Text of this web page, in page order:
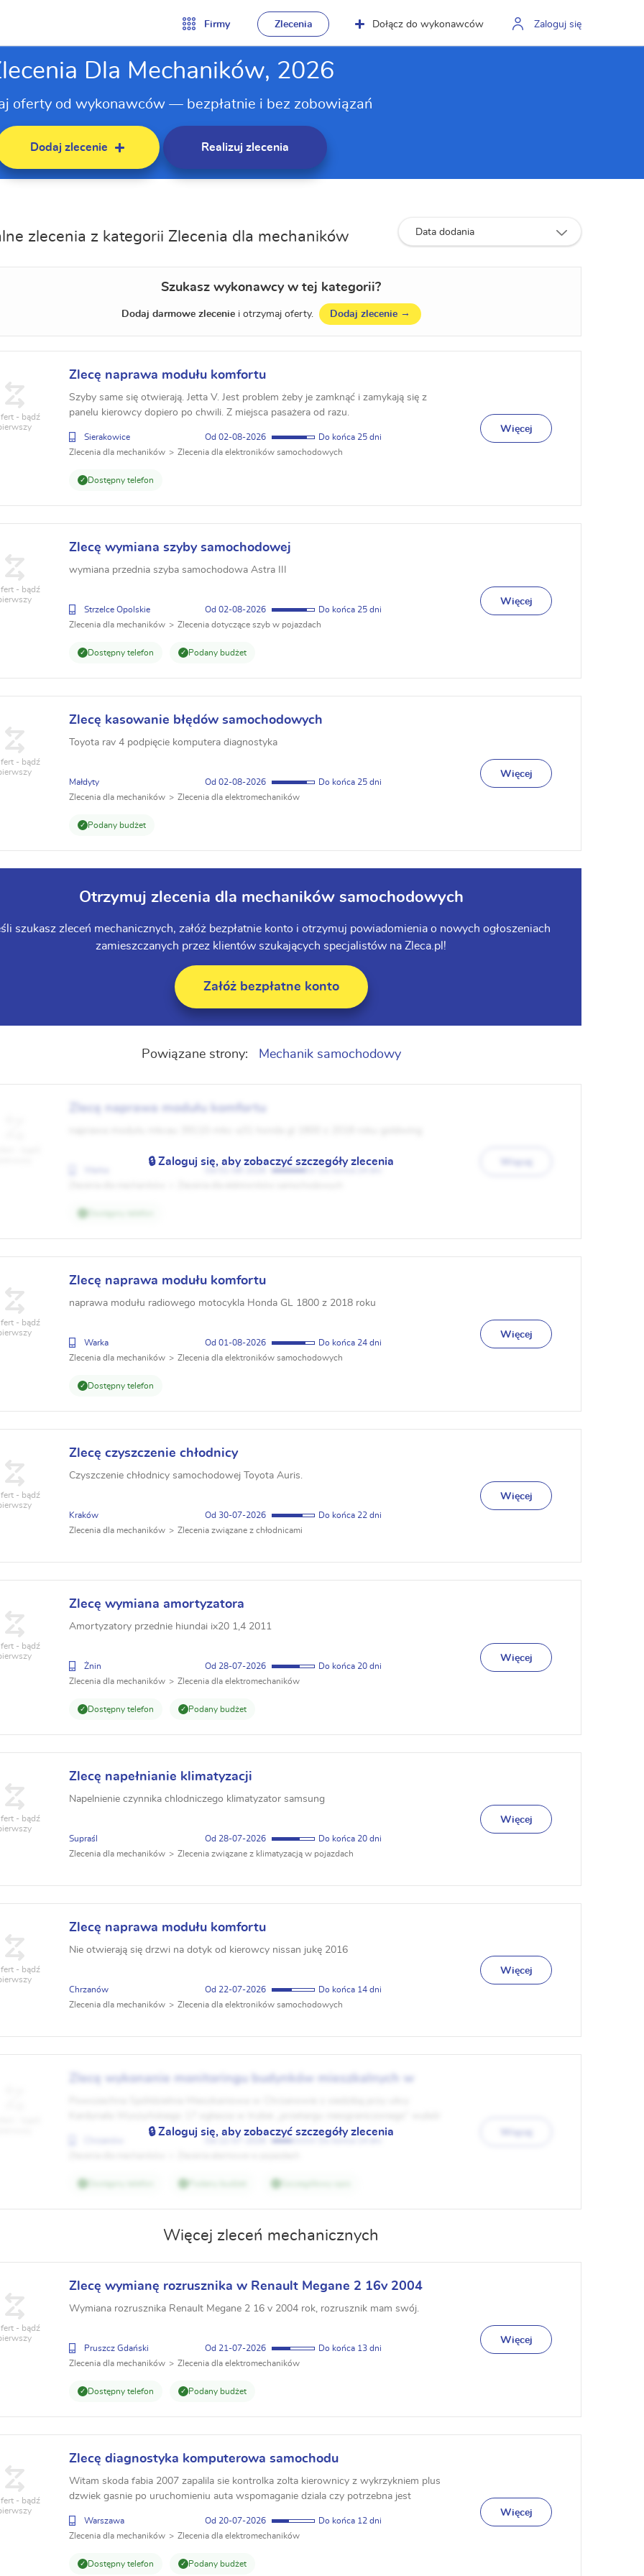
Firmy Zlecenia Dołącz do wykonawców Zaloguj się
Dla Mechaników, 2026
oferty od wykonawców — bezpłatnie i bez zobowiązań
Dodaj zlecenie Realizuj zlecenia
Data dodania
zlecenia z kategorii Zlecenia dla mechaników
Szukasz wykonawcy w tej kategorii?
Dodaj darmowe zleceniei otrzymaj oferty. Dodaj zlecenie →
Zlecę naprawa modułu komfortu
Szyby same się otwierają. Jetta V. Jest problem żeby je zamknąć i zamykają się z
panelu kierowcy dopiero po chwili. Z miejsca pasażera od razu.
Sierakowice 02-08-2026
25
Zlecenia dla mechaników
Zlecenia dla elektroników samochodowych
Dostępny telefon
- bądź
Więcej
Zlecę wymiana szyby samochodowej
wymiana przednia szyba samochodowa Astra III
Strzelce Opolskie 02-08-2026
25
Zlecenia dla mechaników
Zlecenia dotyczące szyb w pojazdach
Dostępny telefon Podany budżet
- bądź
Więcej
Zlecę kasowanie błędów samochodowych
Toyota rav 4 podpięcie komputera diagnostyka
Małdyty 02-08-2026
25
Zlecenia dla mechaników
Zlecenia dla elektromechaników
Podany budżet
- bądź
Więcej
Otrzymuj zlecenia dla mechaników samochodowych
szukasz zleceń mechanicznych, załóż bezpłatnie konto i otrzymuj powiadomienia o nowych ogłoszeniach
zamieszczanych przez klientów szukających specjalistów na Zleca.pl!
Załóż bezpłatne konto
Powiązane strony: Mechanik samochodowy
Zlecę naprawa modułu komfortu
01-08-2026
🔒 Zaloguj się, aby zobaczyć szczegóły zlecenia
Zlecę naprawa modułu komfortu
naprawa modułu radiowego motocykla Honda GL 1800 z 2018 roku
Warka 01-08-2026
24
Zlecenia dla mechaników
Zlecenia dla elektroników samochodowych
Dostępny telefon
- bądź
Więcej
Zlecę czyszczenie chłodnicy
Czyszczenie chłodnicy samochodowej Toyota Auris.
Kraków 30-07-2026
22
Zlecenia dla mechaników
Zlecenia związane z chłodnicami
- bądź
Więcej
Zlecę wymiana amortyzatora
Amortyzatory przednie hiundai ix20 1,4 2011
Żnin 28-07-2026
20
Zlecenia dla mechaników
Zlecenia dla elektromechaników
Dostępny telefon Podany budżet
- bądź
Więcej
Zlecę napełnianie klimatyzacji
Napelnienie czynnika chlodniczego klimatyzator samsung
Supraśl 28-07-2026
20
Zlecenia dla mechaników
Zlecenia związane z klimatyzacją w pojazdach
- bądź
Więcej
Zlecę naprawa modułu komfortu
Nie otwierają się drzwi na dotyk od kierowcy nissan jukę 2016
Chrzanów 22-07-2026
14
Zlecenia dla mechaników
Zlecenia dla elektroników samochodowych
- bądź
Więcej
Zlecę wykonanie monitoringu budynków mieszkalnych w
wykonawcy. Przedmiotem zamówienia jest: Wykonanie monit...
22-07-2026
🔒 Zaloguj się, aby zobaczyć szczegóły zlecenia
Więcej zleceń mechanicznych
Zlecę wymianę rozrusznika w Renault Megane 2 16v 2004
Wymiana rozrusznika Renault Megane 2 16 v 2004 rok, rozrusznik mam swój.
Pruszcz Gdański 21-07-2026
13
Zlecenia dla mechaników
Zlecenia dla elektromechaników
Dostępny telefon Podany budżet
- bądź
Więcej
Zlecę diagnostyka komputerowa samochodu
Witam skoda fabia 2007 zapalila sie kontrolka zolta kierownicy z wykrzykniem plus
dzwiek gasnie po uruchomieniu auta wspomaganie dziala czy potrzebna jest
Warszawa 20-07-2026
12
Zlecenia dla mechaników
Zlecenia dla elektromechaników
Dostępny telefon Podany budżet
- bądź
Więcej